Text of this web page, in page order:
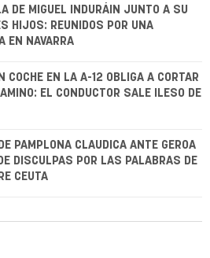
DE MIGUEL INDURÁIN JUNTO A SU
HIJOS: REUNIDOS POR UNA
EN NAVARRA
COCHE EN LA A-12 OBLIGA A CORTAR
EL CONDUCTOR SALE ILESO DE
PAMPLONA CLAUDICA ANTE GEROA
DISCULPAS POR LAS PALABRAS DE
CEUTA